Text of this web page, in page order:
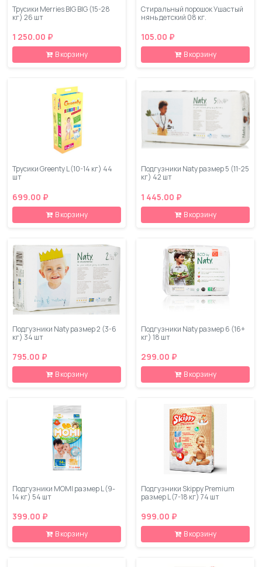
Трусики Merries BIG BIG (15-28
кг) 26 шт
1 250.00 ₽
В корзину
Стиральный порошок Ушастый
нянь детский 08 кг.
105.00 ₽
В корзину
Трусики Greenty L (10-14 кг) 44
шт
699.00 ₽
В корзину
Подгузники Naty размер 5 (11-25
кг) 42 шт
1 445.00 ₽
В корзину
Подгузники Naty размер 2 (3-6
кг) 34 шт
795.00 ₽
В корзину
Подгузники Naty размер 6 (16+
кг) 18 шт
299.00 ₽
В корзину
Подгузники MOMI размер L (9-
14 кг) 54 шт
399.00 ₽
В корзину
Подгузники Skippy Premium
размер L (7-18 кг) 74 шт
999.00 ₽
В корзину